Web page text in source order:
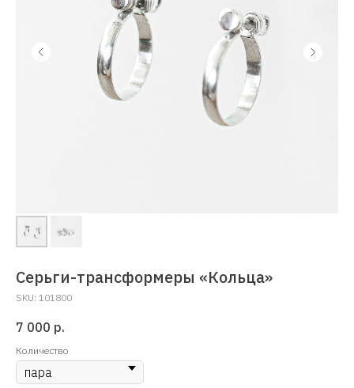
Серьги-трансформеры «Кольца»
SKU: 101800
7 000 р.
Количество